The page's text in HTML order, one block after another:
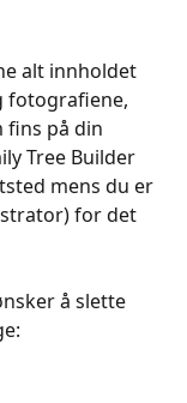
alt innholdet
fotografiene,
fins på din
Tree Builder
mens du er
for det
å slette